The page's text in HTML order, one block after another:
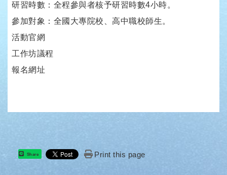
研習時數：全程參與者核予研習時數4小時。
參加對象：全國大專院校、高中職校師生。
活動官網
工作坊議程
報名網址
Share Print this page